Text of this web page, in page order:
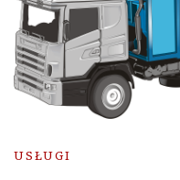
USŁUGI